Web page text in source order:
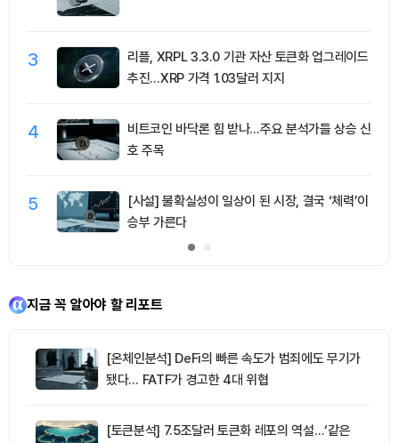
3
리플, XRPL 3.3.0 기관 자산 토큰화 업그레이드
추진…XRP 가격 1.03달러 지지
4
비트코인 바닥론 힘 받나…주요 분석가들 상승 신
호 주목
5
[사설] 불확실성이 일상이 된 시장, 결국 ‘체력’이
승부 가른다
지금 꼭 알아야 할 리포트
[온체인분석] DeFi의 빠른 속도가 범죄에도 무기가
됐다… FATF가 경고한 4대 위협
[토큰분석] 7.5조달러 토큰화 레포의 역설…‘같은